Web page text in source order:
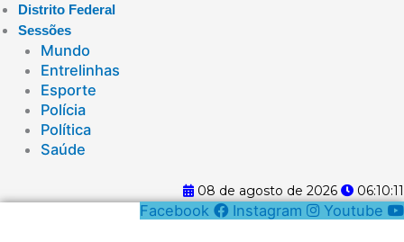
Distrito Federal
Sessões
Mundo
Entrelinhas
Esporte
Polícia
Política
Saúde
08 de agosto de 2026 06:10:11
Facebook Instagram Youtube